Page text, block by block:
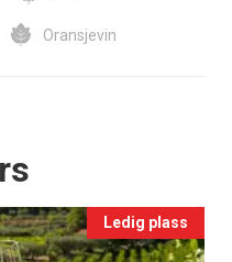
Oransjevin
Ledig plass